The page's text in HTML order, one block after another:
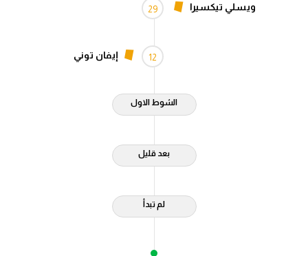
29 ويسلي تيكسيرا
12 إيفان توني
الشوط الاول
بعد قليل
لم تبدأ